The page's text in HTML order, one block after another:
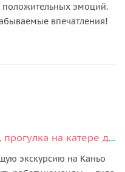
положительных эмоций.
впечатления!
Премиум Сулакский каньон, прогулка на катере до плачущих водопадов и Нохъо
экскурсию на Каньо